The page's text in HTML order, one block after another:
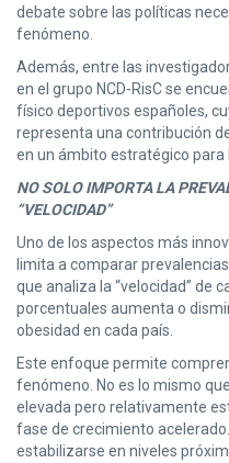
debate sobre las políticas
fenómeno.
Además, entre las
en el grupo NCD-RisC se
físico deportivos españoles,
representa una contribución
en un ámbito estratégico para
NO SOLO IMPORTA LA
“VELOCIDAD”
Uno de los aspectos más
limita a comparar
que analiza la “velocidad” de
porcentuales aumenta o
obesidad en cada país.
Este enfoque permite
fenómeno. No es lo mismo
elevada pero relativamente
fase de crecimiento
estabilizarse en niveles